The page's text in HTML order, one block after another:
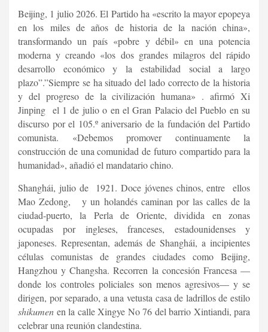
Beijing, 1 julio 2026. El Partido ha «escrito la mayor epopeya
en los miles de años de historia de la nación china»,
transformando un país «pobre y débil» en una potencia
moderna y creando «los dos grandes milagros del rápido
desarrollo económico y la estabilidad social a largo
plazo”.”Siempre se ha situado del lado correcto de la historia
y del progreso de la civilización humana» . afirmó Xi
Jinping el 1 de julio o en el Gran Palacio del Pueblo en su
discurso por el 105.º aniversario de la fundación del Partido
comunista. «Debemos promover continuamente la
construcción de una comunidad de futuro compartido para la
humanidad», añadió el mandatario chino.
Shanghái, julio de 1921. Doce jóvenes chinos, entre ellos
Mao Zedong, y un holandés caminan por las calles de la
ciudad-puerto, la Perla de Oriente, dividida en zonas
ocupadas por ingleses, franceses, estadounidenses y
japoneses. Representan, además de Shanghái, a incipientes
células comunistas de grandes ciudades como Beijing,
Hangzhou y Changsha. Recorren la concesión Francesa —
donde los controles policiales son menos agresivos— y se
dirigen, por separado, a una vetusta casa de ladrillos de estilo
shikumen en la calle Xingye No 76 del barrio Xintiandi, para
celebrar una reunión clandestina.